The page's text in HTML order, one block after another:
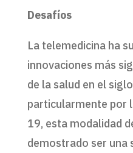
Desafíos
La telemedicina ha
innovaciones más
de la salud en el
particularmente por
19, esta modalidad
demostrado ser una